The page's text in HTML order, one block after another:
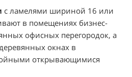
с ламелями шириной 16 или
в помещениях бизнес-
офисных перегородок, а
окнах в
открывающимися